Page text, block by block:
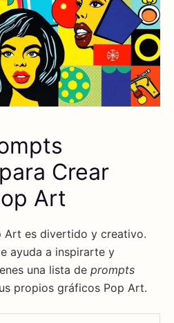
Crear
Art
Art es divertido y creativo.
ayuda a inspirarte y
una lista de prompts
propios gráficos Pop Art.